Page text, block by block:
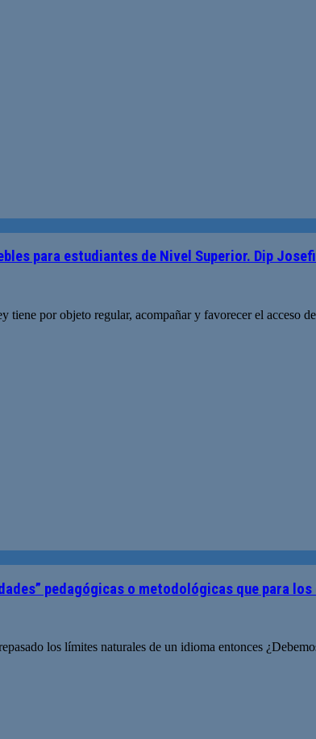
para estudiantes de Nivel Superior. Dip
por objeto regular, acompañar y favorecer el acceso
pedagógicas o metodológicas que para
los límites naturales de un idioma entonces